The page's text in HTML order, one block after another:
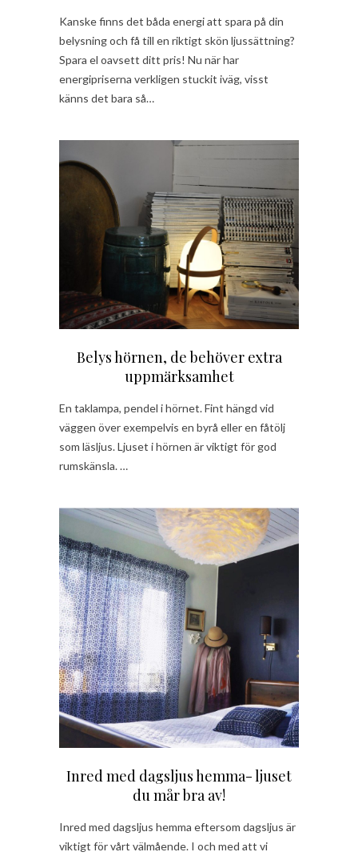
Kanske finns det båda energi att spara på din
belysning och få till en riktigt skön ljussättning?
Spara el oavsett ditt pris! Nu när har
energipriserna verkligen stuckit iväg, visst
känns det bara så…
Belys hörnen, de behöver extra
uppmärksamhet
En taklampa, pendel i hörnet. Fint hängd vid
väggen över exempelvis en byrå eller en fåtölj
som läsljus. Ljuset i hörnen är viktigt för god
rumskänsla. …
Inred med dagsljus hemma- ljuset
du mår bra av!
Inred med dagsljus hemma eftersom dagsljus är
viktigt för vårt välmående. I och med att vi